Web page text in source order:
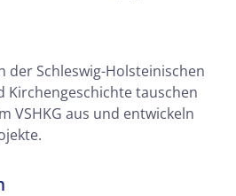
der Schleswig-Holsteinischen
Kirchengeschichte tauschen
VSHKG aus und entwickeln